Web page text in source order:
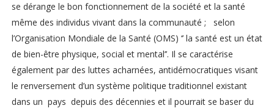
se dérange le bon fonctionnement de la société et la santé
même des individus vivant dans la communauté ; selon
l’Organisation Mondiale de la Santé (OMS) ‘’ la santé est un état
de bien-être physique, social et mental’’. Il se caractérise
également par des luttes acharnées, antidémocratiques visant
le renversement d’un système politique traditionnel existant
dans un pays depuis des décennies et il pourrait se baser du